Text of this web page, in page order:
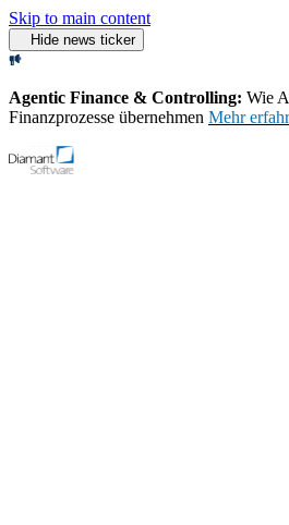
Skip to main content
Hide news ticker
Agentic Finance & Controlling: Wie
Finanzprozesse übernehmen Mehr